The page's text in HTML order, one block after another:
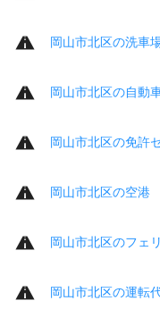
岡山市北区の洗車
岡山市北区の自動
岡山市北区の免許
岡山市北区の空港
岡山市北区のフェ
岡山市北区の運転